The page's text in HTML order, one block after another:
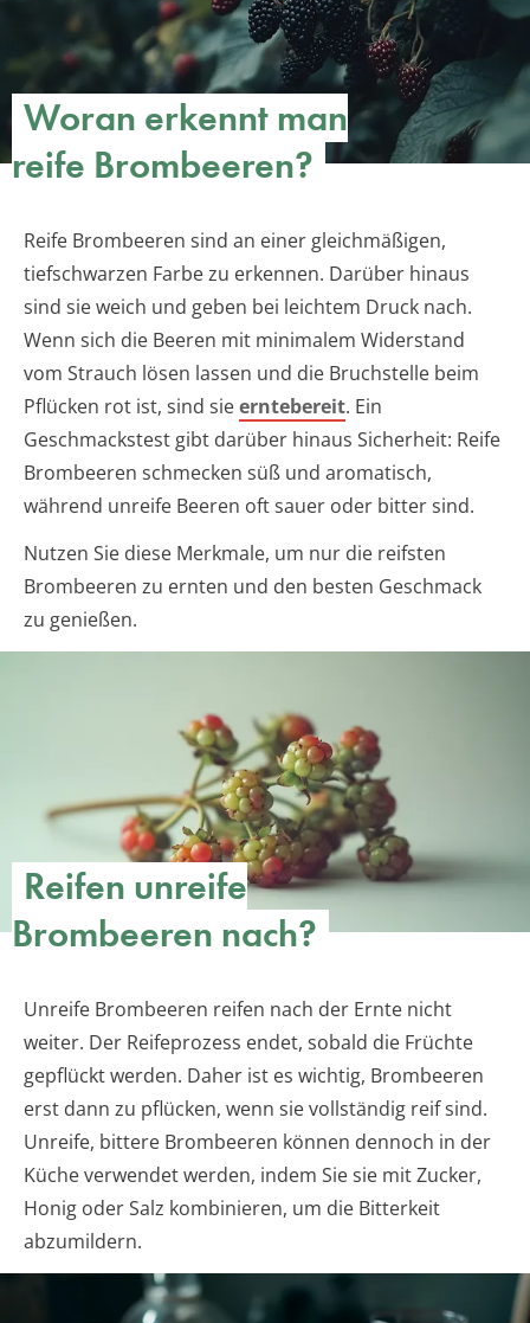
Woran erkennt man
reife Brombeeren?
Reife Brombeeren sind an einer gleichmäßigen,
tiefschwarzen Farbe zu erkennen. Darüber hinaus
sind sie weich und geben bei leichtem Druck nach.
Wenn sich die Beeren mit minimalem Widerstand
vom Strauch lösen lassen und die Bruchstelle beim
Pflücken rot ist, sind sieerntebereit. Ein
Geschmackstest gibt darüber hinaus Sicherheit: Reife
Brombeeren schmecken süß und aromatisch,
während unreife Beeren oft sauer oder bitter sind.
Nutzen Sie diese Merkmale, um nur die reifsten
Brombeeren zu ernten und den besten Geschmack
zu genießen.
Reifen unreife
Brombeeren nach?
Unreife Brombeeren reifen nach der Ernte nicht
weiter. Der Reifeprozess endet, sobald die Früchte
gepflückt werden. Daher ist es wichtig, Brombeeren
erst dann zu pflücken, wenn sie vollständig reif sind.
Unreife, bittere Brombeeren können dennoch in der
Küche verwendet werden, indem Sie sie mit Zucker,
Honig oder Salz kombinieren, um die Bitterkeit
abzumildern.